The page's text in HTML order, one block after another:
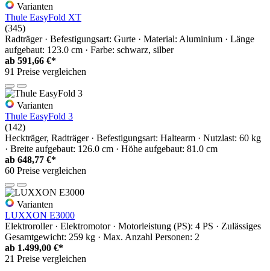
Varianten
Thule EasyFold XT
(345)
Radträger · Befestigungsart: Gurte · Material: Aluminium · Länge
aufgebaut: 123.0 cm · Farbe: schwarz, silber
ab 591,66 €*
91 Preise vergleichen
Varianten
Thule EasyFold 3
(142)
Heckträger, Radträger · Befestigungsart: Haltearm · Nutzlast: 60 kg
· Breite aufgebaut: 126.0 cm · Höhe aufgebaut: 81.0 cm
ab 648,77 €*
60 Preise vergleichen
Varianten
LUXXON E3000
Elektroroller · Elektromotor · Motorleistung (PS): 4 PS · Zulässiges
Gesamtgewicht: 259 kg · Max. Anzahl Personen: 2
ab 1.499,00 €*
21 Preise vergleichen